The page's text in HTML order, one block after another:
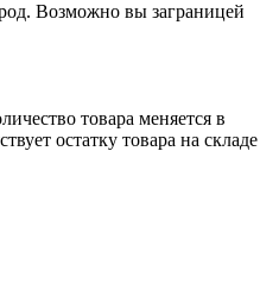
Возможно вы заграницей
товара меняется в
остатку товара на складе